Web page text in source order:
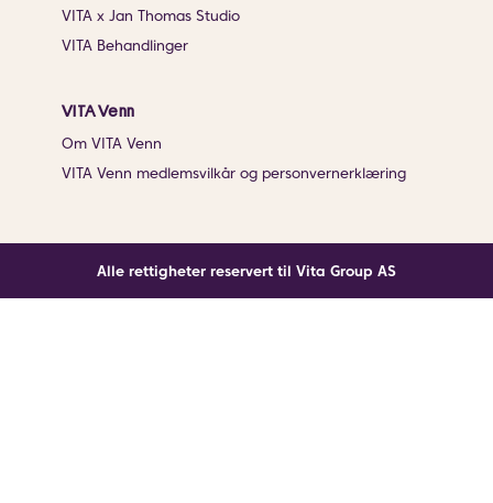
VITA x Jan Thomas Studio
VITA Behandlinger
VITA Venn
Om VITA Venn
VITA Venn medlemsvilkår og personvernerklæring
Alle rettigheter reservert til Vita Group AS